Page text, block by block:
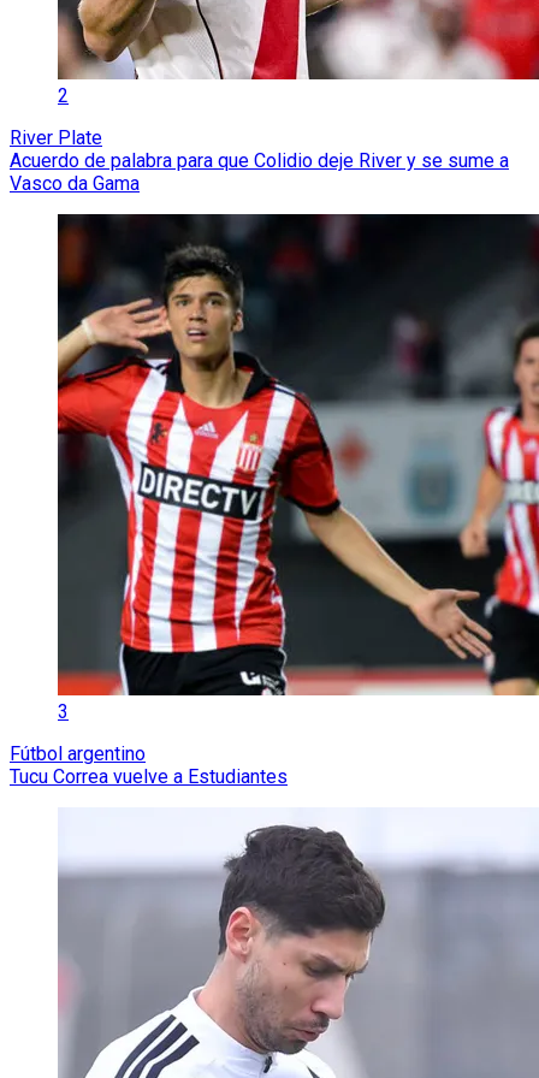
2
River Plate
Acuerdo de palabra para que Colidio deje River y se sume a
Vasco da Gama
3
Fútbol argentino
Tucu Correa vuelve a Estudiantes